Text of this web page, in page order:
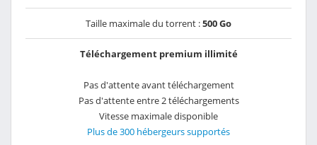
Taille maximale du torrent :500 Go
Téléchargement premium illimité
Pas d'attente avant téléchargement
Pas d'attente entre 2 téléchargements
Vitesse maximale disponible
Plus de 300 hébergeurs supportés